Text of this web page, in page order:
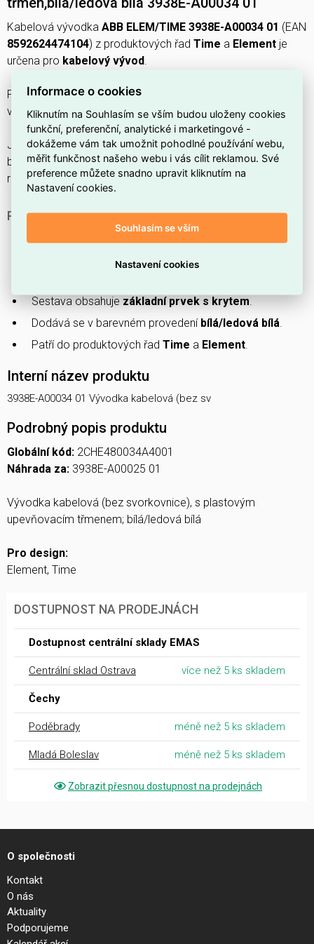
Kabelová vývodka ABB ELEM/TIME 3938E-A00034 01 (EAN
8592624474104) z produktových řad Time a Element je
určena pro kabelový vývod.
Pro stupeň krytí máIP20, montáž je
výstupu jePOD
Jedná se osvorkovnici s krytemzplastu/termoplastu
barvěbílá/ledová bílá (RAL 9003), upevnění ješroubem
rozměry jsou77 × 77 × 31,5 mm(š×h×v).
PROČ SI VYBRAT TUTO KABELOVOU VÝVODKU?
IP20
Sestava obsahuje základní prvek s krytem.
Dodává se v barevném provedení bílá/ledová bílá.
Patří do produktových řad Time a Element.
Interní název produktu
3938E-A00034 01 Vývodka kabelová (bez sv
Podrobný popis produktu
Globální kód: 2CHE480034A4001
Náhrada za: 3938E-A00025 01
Vývodka kabelová (bez svorkovnice), s plastovým
upevňovacím třmenem; bílá/ledová bílá
Pro design:
Element, Time
DOSTUPNOST NA PRODEJNÁCH
Dostupnost centrální sklady EMAS
Centrální sklad Ostrava více než 5 ks skladem
Čechy
Poděbrady méně než 5 ks skladem
Mladá Boleslav méně než 5 ks skladem
Zobrazit přesnou dostupnost na prodejnách
O společnosti
Kontakt
O nás
Aktuality
Podporujeme
Informace o cookies
Kliknutím na Souhlasím se vším budou uloženy cookies
funkční, preferenční, analytické i marketingové -
dokážeme vám tak umožnit pohodlné používání webu,
měřit funkčnost našeho webu i vás cílit reklamou. Své
preference můžete snadno upravit kliknutím na
Nastavení cookies.
Souhlasím se vším
Nastavení cookies